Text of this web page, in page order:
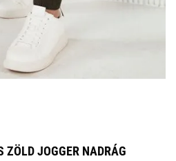
ZÖLD JOGGER NADRÁG